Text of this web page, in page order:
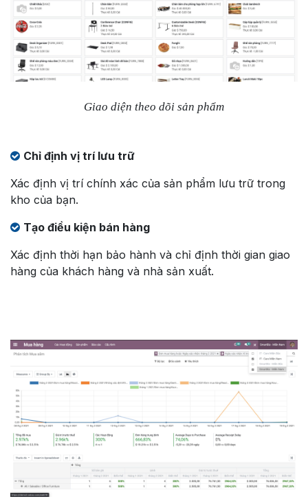
Giao diện theo dõi sản phẩm
Chỉ định vị trí lưu trữ
Xác định vị trí chính xác của sản phẩm lưu trữ trong
kho của bạn.
Tạo điều kiện bán hàng
Xác định thời hạn bảo hành và chỉ định thời gian giao
hàng của khách hàng và nhà sản xuất.